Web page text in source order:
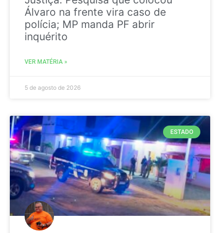
Álvaro na frente vira caso de
polícia; MP manda PF abrir
inquérito
VER MATÉRIA »
5 de agosto de 2026
ESTADO